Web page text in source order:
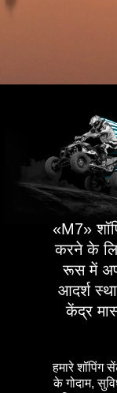
«М7»
करने के
रूस में
आदर्श
केंद्र
हमारे शॉपिंग
के गोदाम,